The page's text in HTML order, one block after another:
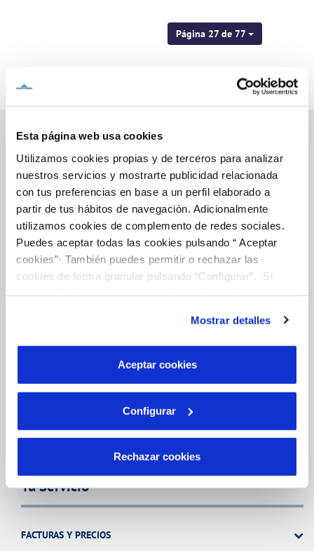
Esta página web usa cookies
Utilizamos cookies propias y de terceros para analizar
nuestros servicios y mostrarte publicidad relacionada
con tus preferencias en base a un perfil elaborado a
partir de tus hábitos de navegación. Adicionalmente
utilizamos cookies de complemento de redes sociales.
Puedes aceptar todas las cookies pulsando “ Aceptar
cookies”· También puedes permitir o rechazar las
cookies de forma granular pulsando “Configurar”. Si
son indispensables para que el sitio web funcione y que
por tanto no se pueden desactivar. Puedes consultar
más información en nuestraPolítica de Cookies
Mostrar detalles
Aceptar cookies
Configurar
Rechazar cookies
Página 27 de 77
Inicio
Gestiones Online
Tu Servicio
FACTURAS Y PRECIOS